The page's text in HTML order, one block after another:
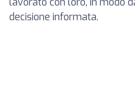
decisione informata.